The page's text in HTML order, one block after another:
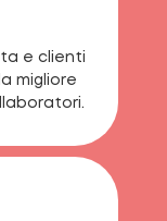
e clienti
migliore